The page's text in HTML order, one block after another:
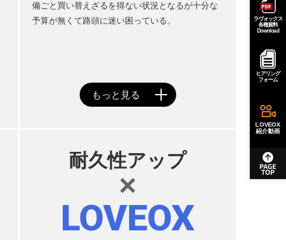
ラヴォックス
各種資料
Download
ヒアリング
フォーム
LOVEOX
紹介動画
備ごと買い替えざるを得ない状況となるが十分な
予算が無くて路頭に迷い困っている。
耐久性アップ
×
LOVEOX